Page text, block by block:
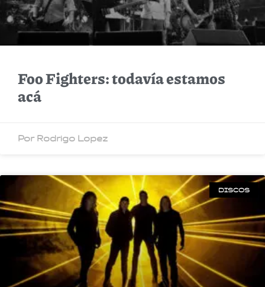
Foo Fighters: todavía estamos
acá
Por Rodrigo Lopez
DISCOS